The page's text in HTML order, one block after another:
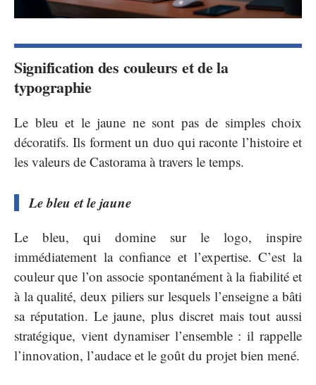
Signification des couleurs et de la
typographie
Le bleu et le jaune ne sont pas de simples choix
décoratifs. Ils forment un duo qui raconte l’histoire et
les valeurs de Castorama à travers le temps.
Le bleu et le jaune
Le bleu, qui domine sur le logo, inspire
immédiatement la confiance et l’expertise. C’est la
couleur que l’on associe spontanément à la fiabilité et
à la qualité, deux piliers sur lesquels l’enseigne a bâti
sa réputation. Le jaune, plus discret mais tout aussi
stratégique, vient dynamiser l’ensemble : il rappelle
l’innovation, l’audace et le goût du projet bien mené.